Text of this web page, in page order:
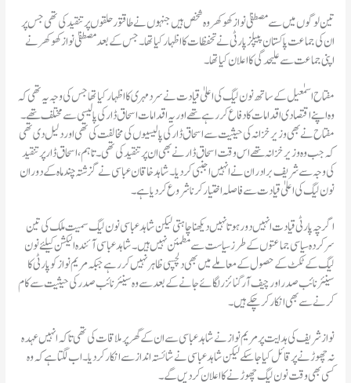
تین لوگوں میں سے مصطفیٰ نواز کھوکھر وہ شخص ہیں جنہوں نے طاقتور حلقوں پر تنقید کی تھی جس پر
ان کی جماعت پاکستان پیپلز پارٹی نے تحفظات کا اظہار کیا تھا۔ جس کے بعد مصطفیٰ نواز کھوکھر نے
اپنی جماعت سے علیحدگی کا اعلان کیا تھا۔
مفتاح اسمٰعیل کے ساتھ نون لیگ کی اعلیٰ قیادت نے سرد مہری کا اظہار کیا تھا جس کی وجہ یہ تھی کہ
وہ اپنے اقتصادی اقدامات کا دفاع کر رہے تھے اور یہ اقدامات اسحاق ڈار کی پالیسی سے مختلف تھے۔
مفتاح نے بھی وزیر خزانہ کی حیثیت سے اسحاق ڈار کی پالیسیوں کی مخالفت کی تھی اور دلیل دی تھی
کہ جب وہ وزیر خزانہ تھے اس وقت اسحاق ڈار نے بھی ان پر تنقید کی تھی۔ تاہم، اسحاق ڈار پر تنقید
کی وجہ سے شریف برادران نے انہیں اجنبی کر دیا۔ شاہد خاقان عباسی نے گزشتہ چند ماہ کے دوران
نون لیگ کی اعلیٰ قیادت سے فاصلہ اختیار کرنا شروع کر دیا ہے۔
اگرچہ پارٹی قیادت انہیں دور ہوتا نہیں دیکھنا چاہتی لیکن شاہد عباسی نون لیگ سمیت ملک کی تین
سرکردہ سیاسی جماعتوں کے طرز سیاست سے مطمئن نہیں ہیں۔ شاہد عباسی آئندہ الیکشن کیلئے نون
لیگ کے ٹکٹ کے حصول کے معاملے میں بھی دلچسپی ظاہر نہیں کر رہے جبکہ مریم نواز کو پارٹی کا
سینئر نائب صدر اور چیف آرگنائزر لگائے جانے کے بعد سے وہ سینئر نائب صدر کی حیثیت سے کام
کرنے سے بھی انکار کر چکے ہیں۔
نواز شریف کی ہدایت پر مریم نواز نے شاہد عباسی سے ان کے گھر پر ملاقات کی تھی تاکہ انہیں عہدہ
نہ چھوڑنے پر قائل کیا جا سکے لیکن شاہد عباسی نے شائستہ انداز سے انکار کر دیا۔ اب لگتا ہے کہ وہ
کسی بھی وقت نون لیگ چھوڑنے کا اعلان کر دیں گے۔